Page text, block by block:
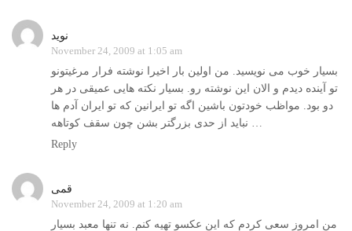
نوید
November 24, 2009 at 1:05 am
بسیار خوب می نویسید. من اولین بار اخیرا نوشته فرار مرغیتونو
تو آینده دیدم و الان این نوشته رو. بسیار نکته هایی عمیقی در هر
دو بود. مواظب خودتون باشین اگه تو ایرانین که تو ایران آدم ها
نباید از حدی بزرگتر بشن چون سقف کوتاهه …
Reply
قمی
November 24, 2009 at 1:20 am
من امروز سعی کردم که این عکسو تهیه کنم. نه تنها معبد بسیار